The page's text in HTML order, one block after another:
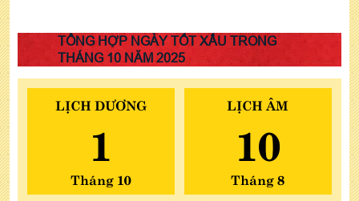
TỔNG HỢP NGÀY TỐT XẤU TRONG
THÁNG 10 NĂM 2025
LỊCH DƯƠNG
1
Tháng 10
LỊCH ÂM
10
Tháng 8